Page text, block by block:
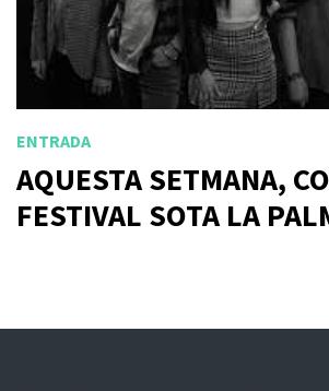
ENTRADA
AQUESTA SETMANA,
FESTIVAL SOTA LA